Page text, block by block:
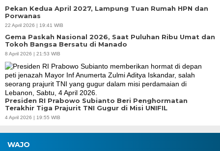
Pekan Kedua April 2027, Lampung Tuan Rumah HPN dan
Porwanas
22 April 2026 | 19:41 WIB
Gema Paskah Nasional 2026, Saat Puluhan Ribu Umat dan
Tokoh Bangsa Bersatu di Manado
8 April 2026 | 21:53 WIB
Presiden RI Prabowo Subianto Beri Penghormatan
Terakhir Tiga Prajurit TNI Gugur di Misi UNIFIL
4 April 2026 | 19:55 WIB
WAJO